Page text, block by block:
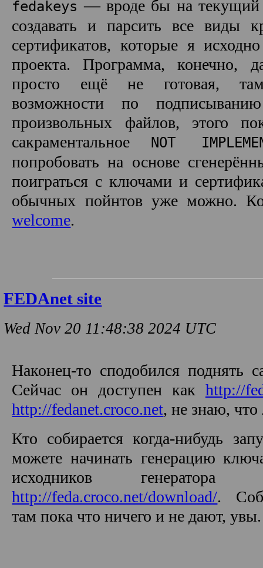
fedakeys — вроде бы на
создавать и парсить все виды
сертификатов, которые я
проекта. Программа, конечно,
просто ещё не готовая, там
возможности по
произвольных файлов, этого
сакраментальное NOT
попробовать на основе
поиграться с ключами и
обычных пойнтов уже можно.
welcome.
FEDAnet site
Wed Nov 20 11:48:38 2024 UTC
Наконец-то сподобился поднять
Сейчас он доступен как http://
http://fedanet.croco.net, не знаю,
Кто собирается когда-нибудь
можете начинать генерацию
исходников
http://feda.croco.net/download/.
там пока что ничего и не дают, увы.